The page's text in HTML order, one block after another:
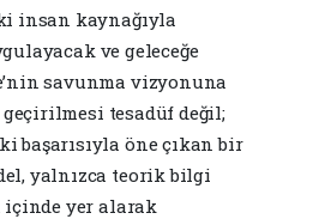
insan kaynağıyla
ve geleceğe
savunma vizyonuna
tesadüf değil;
öne çıkan bir
yalnızca teorik bilgi
içinde yer alarak